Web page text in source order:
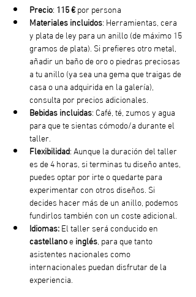
Precio: 115 € por persona
Materiales incluidos: Herramientas, cera
y plata de ley para un anillo (de máximo 15
gramos de plata). Si prefieres otro metal,
añadir un baño de oro o piedras preciosas
a tu anillo (ya sea una gema que traigas de
casa o una adquirida en la galería),
consulta por precios adicionales.
Bebidas incluidas: Café, té, zumos y agua
para que te sientas cómodo/a durante el
taller.
Flexibilidad: Aunque la duración del taller
es de 4 horas, si terminas tu diseño antes,
puedes optar por irte o quedarte para
experimentar con otros diseños. Si
decides hacer más de un anillo, podemos
fundirlos también con un coste adicional.
Idiomas: El taller será conducido en
castellano e inglés, para que tanto
asistentes nacionales como
internacionales puedan disfrutar de la
experiencia.